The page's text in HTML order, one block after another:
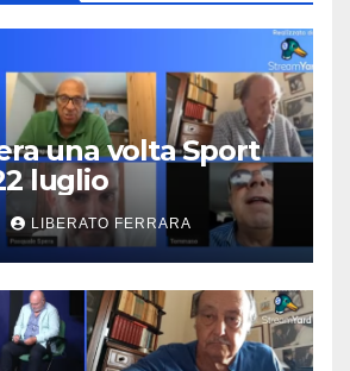
una volta Sport
luglio
LIBERATO FERRARA